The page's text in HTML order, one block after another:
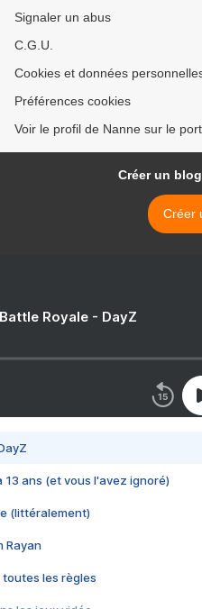
Signaler un abus
C.G.U.
Cookies et données
Préférences cookies
Voir le profil de Nanne sur le
Créer un
Créer
Royale - DayZ
13 ans (et vous l'avez ignoré)
(littéralement)
Rayan
toutes les règles